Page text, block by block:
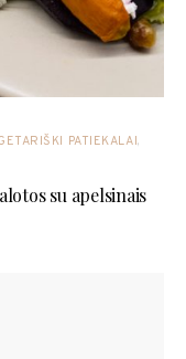
PATIEKALAI
su apelsinais